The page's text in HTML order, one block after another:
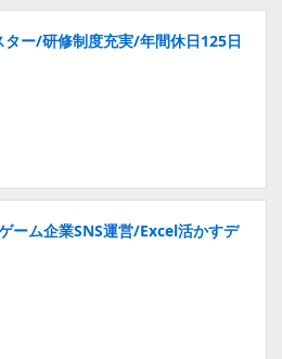
ー/研修制度充実/年間休日125日
ーム企業SNS運営/Excel活かすデ